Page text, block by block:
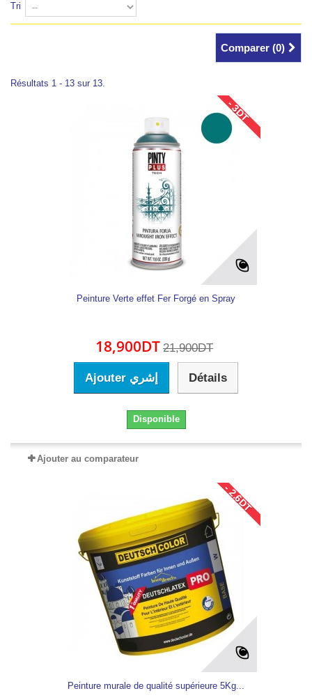
Tri
Comparer (0)
Résultats 1 - 13 sur 13.
- 3DT
Peinture Verte effet Fer Forgé en Spray
18,900DT 21,900DT
Ajouter إشري Détails
Disponible
Ajouter au comparateur
- 2.6DT
Peinture murale de qualité supérieure 5Kg...